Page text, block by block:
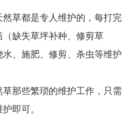
草都是专人维护的，每打完
缺失草坪补种、修剪草
、施肥、修剪、杀虫等维护
那些繁琐的维护工作，只需
即可。